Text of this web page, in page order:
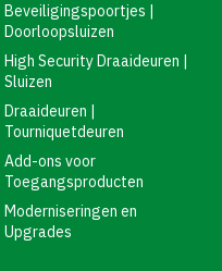
Beveiligingspoortjes |
Doorloopsluizen
High Security Draaideuren |
Sluizen
Draaideuren |
Tourniquetdeuren
Add-ons voor
Toegangsproducten
Moderniseringen en
Upgrades